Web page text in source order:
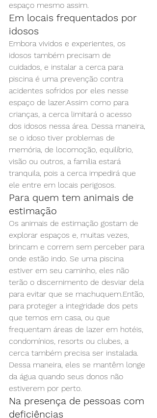
espaço mesmo assim.
Em locais frequentados por
idosos
Embora vividos e experientes, os
idosos também precisam de
cuidados, e instalar a cerca para
piscina é uma prevenção contra
acidentes sofridos por eles nesse
espaço de lazer.Assim como para
crianças, a cerca limitará o acesso
dos idosos nessa área. Dessa maneira,
se o idoso tiver problemas de
memória, de locomoção, equilíbrio,
visão ou outros, a família estará
tranquila, pois a cerca impedirá que
ele entre em locais perigosos.
Para quem tem animais de
estimação
Os animais de estimação gostam de
explorar espaços e, muitas vezes,
brincam e correm sem perceber para
onde estão indo. Se uma piscina
estiver em seu caminho, eles não
terão o discernimento de desviar dela
para evitar que se machuquem.Então,
para proteger a integridade dos pets
que temos em casa, ou que
frequentam áreas de lazer em hotéis,
condomínios, resorts ou clubes, a
cerca também precisa ser instalada.
Dessa maneira, eles se mantêm longe
da água quando seus donos não
estiverem por perto.
Na presença de pessoas com
deficiências